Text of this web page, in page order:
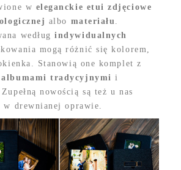
w eleganckie etui zdjęciowe
albo materiału
wedługindywidualnych
mogą różnić się kolorem,
Stanowią one komplet z
albumami tradycyjnymi i
. Zupełną nowością są też u nas
drewnianej oprawie.